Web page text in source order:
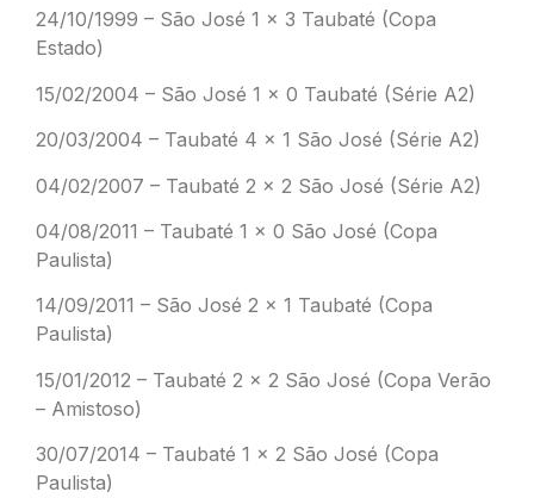
24/10/1999 – São José 1 x 3 Taubaté (Copa
Estado)
15/02/2004 – São José 1 x 0 Taubaté (Série A2)
20/03/2004 – Taubaté 4 x 1 São José (Série A2)
04/02/2007 – Taubaté 2 x 2 São José (Série A2)
04/08/2011 – Taubaté 1 x 0 São José (Copa
Paulista)
14/09/2011 – São José 2 x 1 Taubaté (Copa
Paulista)
15/01/2012 – Taubaté 2 x 2 São José (Copa Verão
– Amistoso)
30/07/2014 – Taubaté 1 x 2 São José (Copa
Paulista)